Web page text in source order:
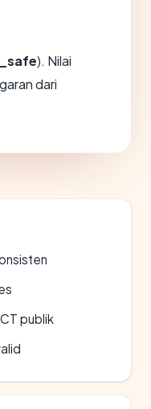
). Nilai
dari
publik